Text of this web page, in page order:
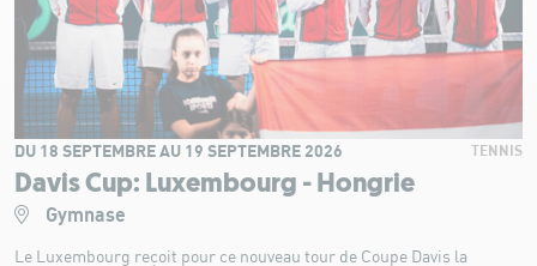
DU 18 SEPTEMBRE AU 19 SEPTEMBRE 2026 TENNIS
Davis Cup: Luxembourg - Hongrie
Gymnase
Le Luxembourg reçoit pour ce nouveau tour de Coupe Davis la